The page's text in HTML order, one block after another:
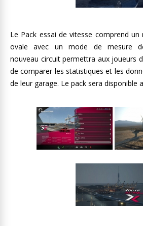
Le Pack essai de vitesse comprend un
ovale avec un mode de mesure
nouveau circuit permettra aux joueurs
de comparer les statistiques et les
de leur garage. Le pack sera disponible